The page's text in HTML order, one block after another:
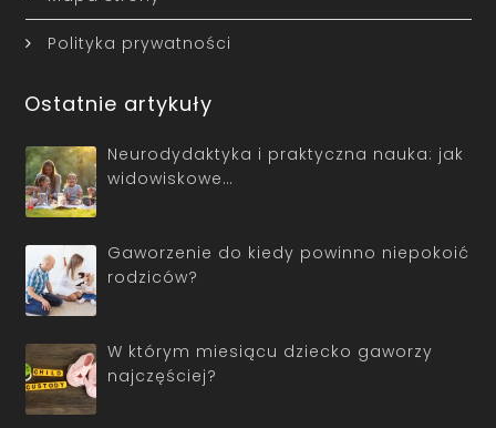
Polityka prywatności
Ostatnie artykuły
Neurodydaktyka i praktyczna nauka: jak
widowiskowe…
Gaworzenie do kiedy powinno niepokoić
rodziców?
W którym miesiącu dziecko gaworzy
najczęściej?